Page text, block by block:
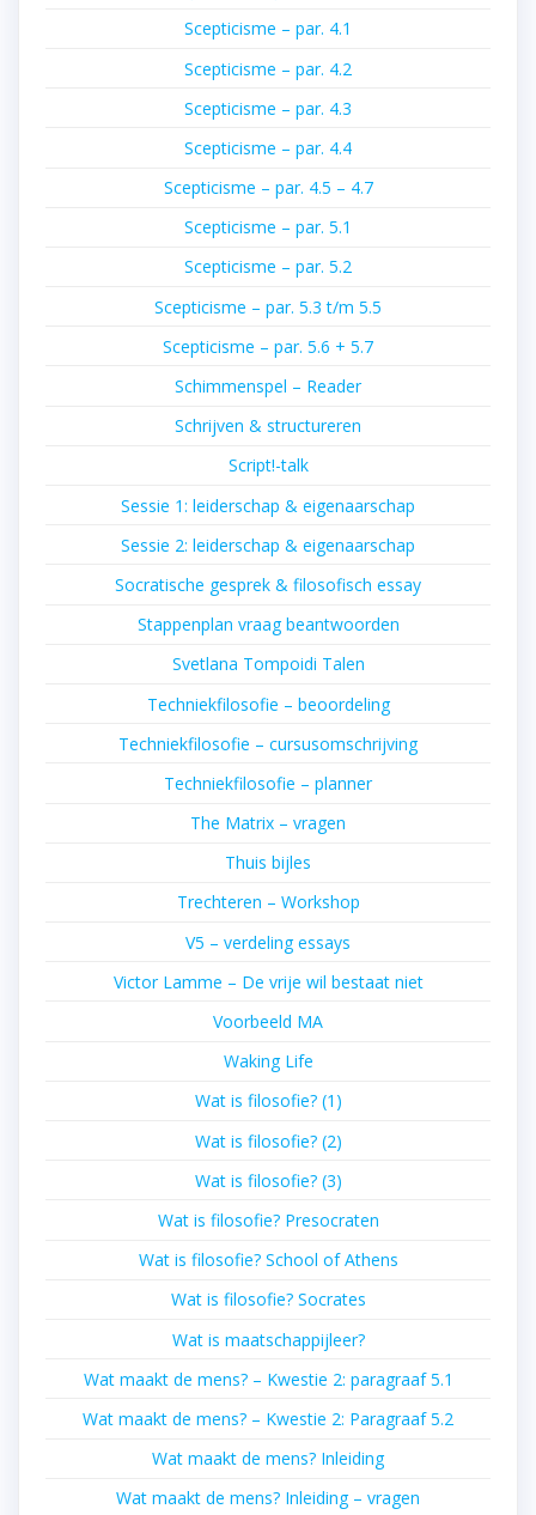
Scepticisme – par. 4.1
Scepticisme – par. 4.2
Scepticisme – par. 4.3
Scepticisme – par. 4.4
Scepticisme – par. 4.5 – 4.7
Scepticisme – par. 5.1
Scepticisme – par. 5.2
Scepticisme – par. 5.3 t/m 5.5
Scepticisme – par. 5.6 + 5.7
Schimmenspel – Reader
Schrijven & structureren
Script!-talk
Sessie 1: leiderschap & eigenaarschap
Sessie 2: leiderschap & eigenaarschap
Socratische gesprek & filosofisch essay
Stappenplan vraag beantwoorden
Svetlana Tompoidi Talen
Techniekfilosofie – beoordeling
Techniekfilosofie – cursusomschrijving
Techniekfilosofie – planner
The Matrix – vragen
Thuis bijles
Trechteren – Workshop
V5 – verdeling essays
Victor Lamme – De vrije wil bestaat niet
Voorbeeld MA
Waking Life
Wat is filosofie? (1)
Wat is filosofie? (2)
Wat is filosofie? (3)
Wat is filosofie? Presocraten
Wat is filosofie? School of Athens
Wat is filosofie? Socrates
Wat is maatschappijleer?
Wat maakt de mens? – Kwestie 2: paragraaf 5.1
Wat maakt de mens? – Kwestie 2: Paragraaf 5.2
Wat maakt de mens? Inleiding
Wat maakt de mens? Inleiding – vragen